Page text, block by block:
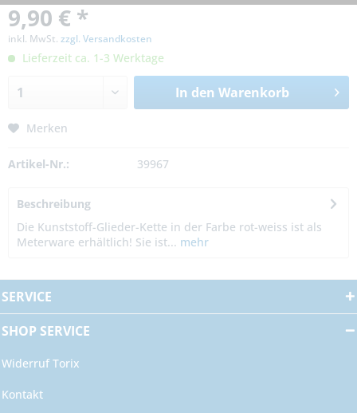
9,90 € *
inkl. MwSt. zzgl. Versandkosten
Lieferzeit ca. 1-3 Werktage
In den Warenkorb
Merken
Artikel-Nr.: 39967
Beschreibung
Die Kunststoff-Glieder-Kette in der Farbe rot-weiss ist als
Meterware erhältlich! Sie ist... mehr
SERVICE
SHOP SERVICE
Widerruf Torix
Kontakt